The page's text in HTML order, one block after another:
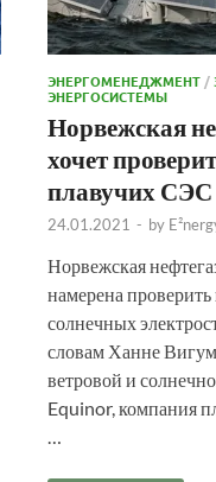
ЭНЕРГОМЕНЕДЖМЕНТ /
ЭНЕРГОСИСТЕМЫ
Норвежская
хочет
плавучих СЭС
24.01.2021 - by
Норвежская
намерена
солнечных
словам Ханне
ветровой и
Equinor, компания